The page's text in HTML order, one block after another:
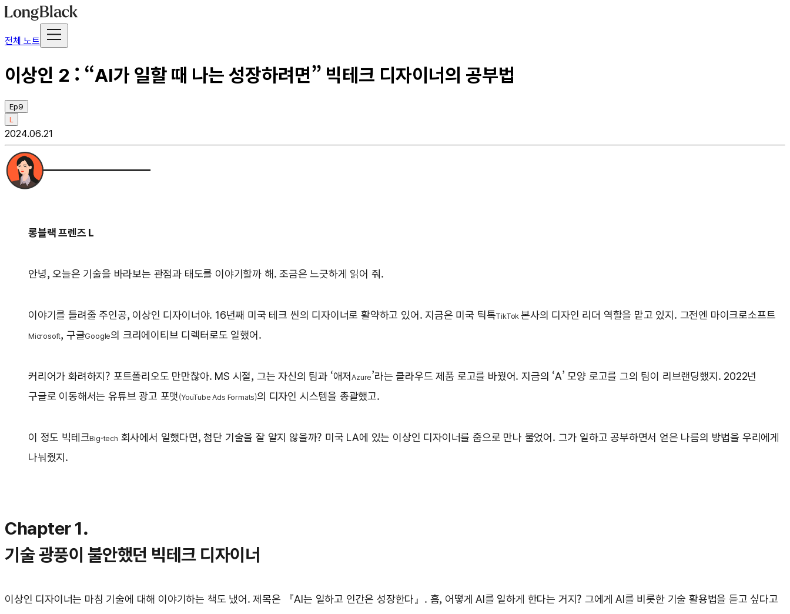
전체 노트
이상인 2 : “AI가 일할 때 나는 성장하려면” 빅테크 디자이너의 공부법
Ep9
L
2024.06.21
롱블랙 프렌즈 L
안녕, 오늘은 기술을 바라보는 관점과 태도를 이야기할까 해. 조금은 느긋하게 읽어 줘.
이야기를 들려줄 주인공, 이상인 디자이너야. 16년째 미국 테크 씬의 디자이너로 활약하고 있어. 지금은 미국 틱톡TikTok본사의 디자인 리더 역할을 맡고 있지. 그전엔 마이크로소프트
Microsoft, 구글Google의 크리에이티브 디렉터로도 일했어.
커리어가 화려하지? 포트폴리오도 만만찮아. MS 시절, 그는 자신의 팀과 ‘애저Azure’라는 클라우드 제품 로고를 바꿨어. 지금의 ‘A’ 모양 로고를 그의 팀이 리브랜딩했지. 2022년
구글로 이동해서는 유튜브 광고 포맷 (YouTube Ads Formats)의 디자인 시스템을 총괄했고.
이 정도 빅테크Big-tech 회사에서 일했다면, 첨단 기술을 잘 알지 않을까? 미국 LA에 있는 이상인 디자이너를 줌으로 만나 물었어. 그가 일하고 공부하면서 얻은 나름의 방법을 우리에게
나눠줬지.
Chapter 1.
기술 광풍이 불안했던 빅테크 디자이너
이상인 디자이너는 마침 기술에 대해 이야기하는 책도 냈어. 제목은 『AI는 일하고 인간은 성장한다』. 흠, 어떻게 AI를 일하게 한다는 거지? 그에게 AI를 비롯한 기술 활용법을 듣고 싶다고